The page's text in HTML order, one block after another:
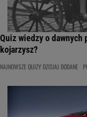
Quiz wiedzy o
kojarzysz?
NAJNOWSZE QUIZY DZISIAJ DODANE